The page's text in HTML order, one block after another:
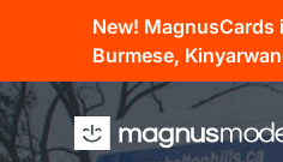
New! MagnusCards
Burmese,